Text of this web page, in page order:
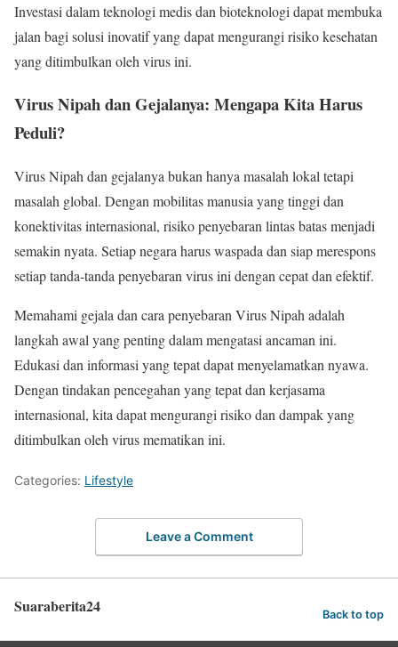
Investasi dalam teknologi medis dan bioteknologi dapat membuka
jalan bagi solusi inovatif yang dapat mengurangi risiko kesehatan
yang ditimbulkan oleh virus ini.
Virus Nipah dan Gejalanya: Mengapa Kita Harus
Peduli?
Virus Nipah dan gejalanya bukan hanya masalah lokal tetapi
masalah global. Dengan mobilitas manusia yang tinggi dan
konektivitas internasional, risiko penyebaran lintas batas menjadi
semakin nyata. Setiap negara harus waspada dan siap merespons
setiap tanda-tanda penyebaran virus ini dengan cepat dan efektif.
Memahami gejala dan cara penyebaran Virus Nipah adalah
langkah awal yang penting dalam mengatasi ancaman ini.
Edukasi dan informasi yang tepat dapat menyelamatkan nyawa.
Dengan tindakan pencegahan yang tepat dan kerjasama
internasional, kita dapat mengurangi risiko dan dampak yang
ditimbulkan oleh virus mematikan ini.
Categories: Lifestyle
Leave a Comment
Suaraberita24 Back to top